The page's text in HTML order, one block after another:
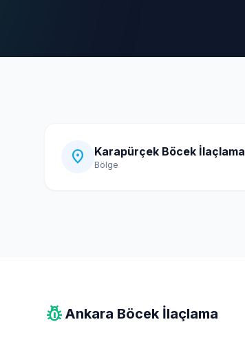
location_on Karapürçek Böcek İlaçlama
Bölge
pest_control Ankara Böcek İlaçlama